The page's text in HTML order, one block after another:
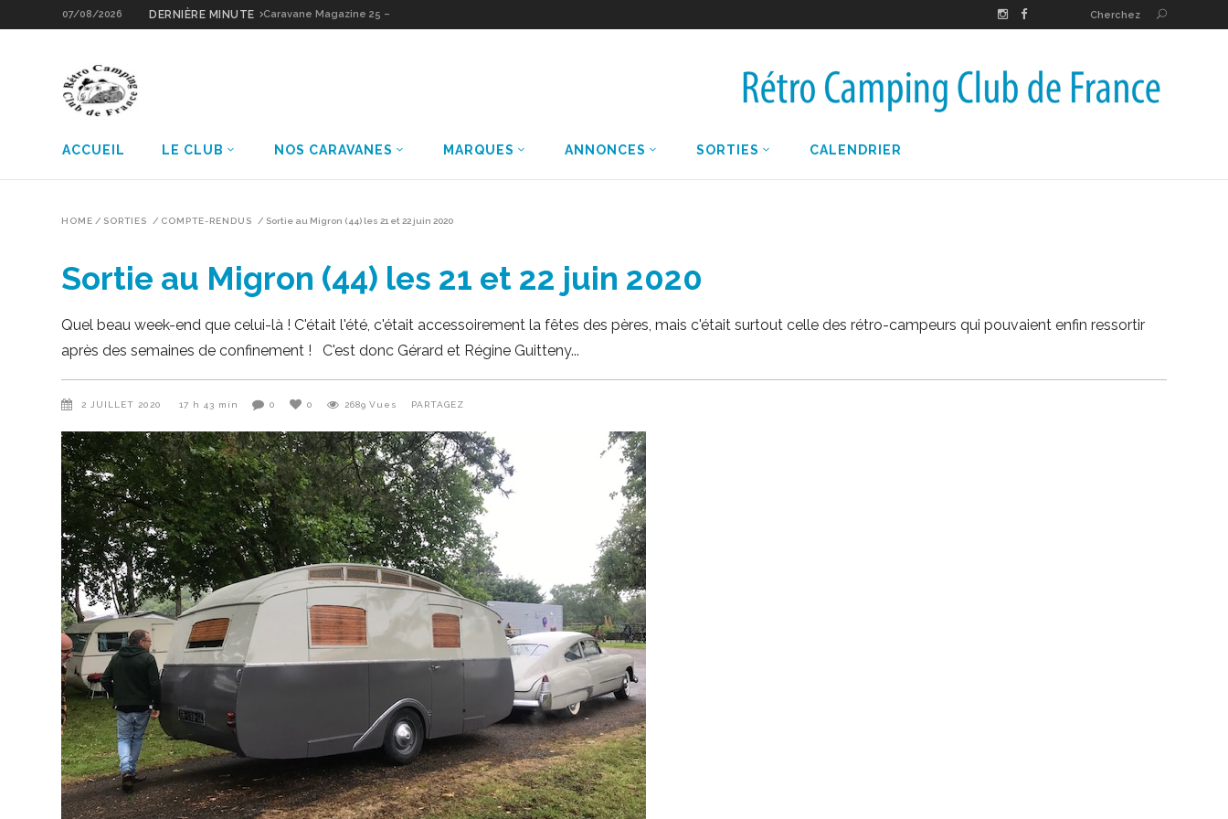
07/08/2026 DERNIÈRE MINUTE Caravane Magazine 25 – Cherchez
ACCUEIL LE CLUB NOS CARAVANES MARQUES ANNONCES SORTIES CALENDRIER
HOME / SORTIES / COMPTE-RENDUS / Sortie au Migron (44) les 21 et 22 juin 2020
Sortie au Migron (44) les 21 et 22 juin 2020
Quel beau week-end que celui-là ! C'était l'été, c'était accessoirement la fêtes des pères, mais c'était surtout celle des rétro-campeurs qui pouvaient enfin ressortir
après des semaines de confinement ! C'est donc Gérard et Régine Guitteny
2 JUILLET 2020 17 h 43 min 0 0 2689 Vues PARTAGEZ